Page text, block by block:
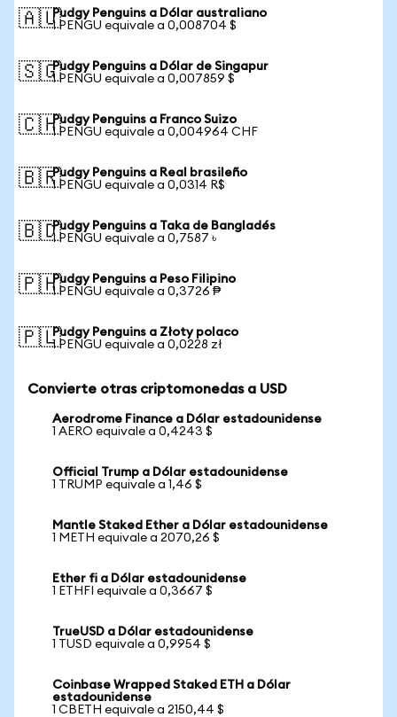
🇦🇺Pudgy Penguins a Dólar australiano
1 PENGU equivale a 0,008704 $
🇸🇬Pudgy Penguins a Dólar de Singapur
1 PENGU equivale a 0,007859 $
🇨🇭Pudgy Penguins a Franco Suizo
1 PENGU equivale a 0,004964 CHF
🇧🇷Pudgy Penguins a Real brasileño
1 PENGU equivale a 0,0314 R$
🇧🇩Pudgy Penguins a Taka de Bangladés
1 PENGU equivale a 0,7587 ৳
🇵🇭Pudgy Penguins a Peso Filipino
1 PENGU equivale a 0,3726 ₱
🇵🇱Pudgy Penguins a Złoty polaco
1 PENGU equivale a 0,0228 zł
Convierte otras criptomonedas a USD
Aerodrome Finance a Dólar estadounidense
1 AERO equivale a 0,4243 $
Official Trump a Dólar estadounidense
1 TRUMP equivale a 1,46 $
Mantle Staked Ether a Dólar estadounidense
1 METH equivale a 2070,26 $
Ether fi a Dólar estadounidense
1 ETHFI equivale a 0,3667 $
TrueUSD a Dólar estadounidense
1 TUSD equivale a 0,9954 $
Coinbase Wrapped Staked ETH a Dólar
estadounidense
1 CBETH equivale a 2150,44 $